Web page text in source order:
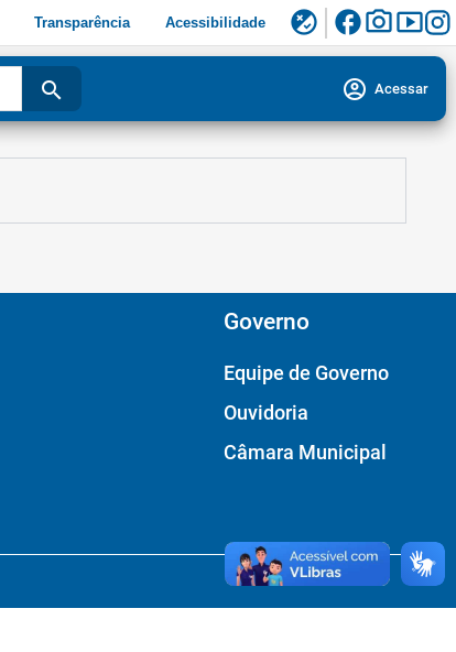
Transparência Acessibilidade flaky facebookphoto_camerasmart_display
search account_circle Acessar
Governo
Equipe de Governo
Ouvidoria
Câmara Municipal